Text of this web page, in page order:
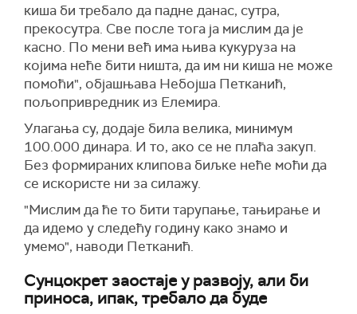
киша би требало да падне данас, сутра,
прекосутра. Све после тога ја мислим да је
касно. По мени већ има њива кукуруза на
којима неће бити ништа, да им ни киша не може
помоћи", објашњава Небојша Петканић,
пољопривредник из Елемира.
Улагања су, додаје била велика, минимум
100.000 динара. И то, ако се не плаћа закуп.
Без формираних клипова биљке неће моћи да
се искористе ни за силажу.
"Мислим да ће то бити тарупање, тањирање и
да идемо у следећу годину како знамо и
умемо", наводи Петканић.
Сунцокрет заостаје у развоју, али би
приноса, ипак, требало да буде